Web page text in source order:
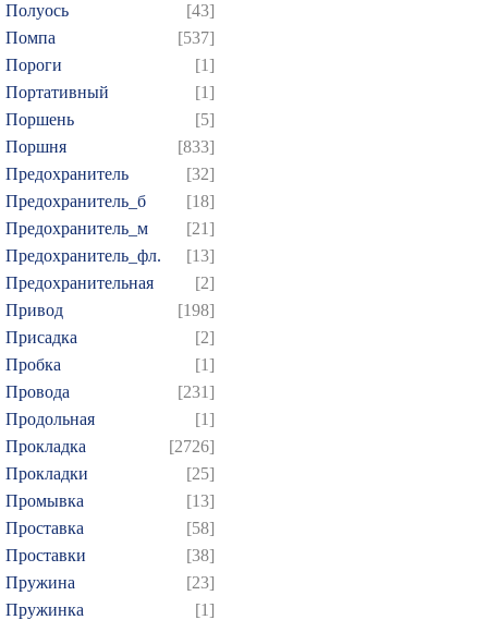
Полуось
[43]
Помпа
[537]
Пороги
[1]
Портативный
[1]
Поршень
[5]
Поршня
[833]
Предохранитель
[32]
Предохранитель_б
[18]
Предохранитель_м
[21]
Предохранитель_фл.
[13]
Предохранительная
[2]
Привод
[198]
Присадка
[2]
Пробка
[1]
Провода
[231]
Продольная
[1]
Прокладка
[2726]
Прокладки
[25]
Промывка
[13]
Проставка
[58]
Проставки
[38]
Пружина
[23]
Пружинка
[1]